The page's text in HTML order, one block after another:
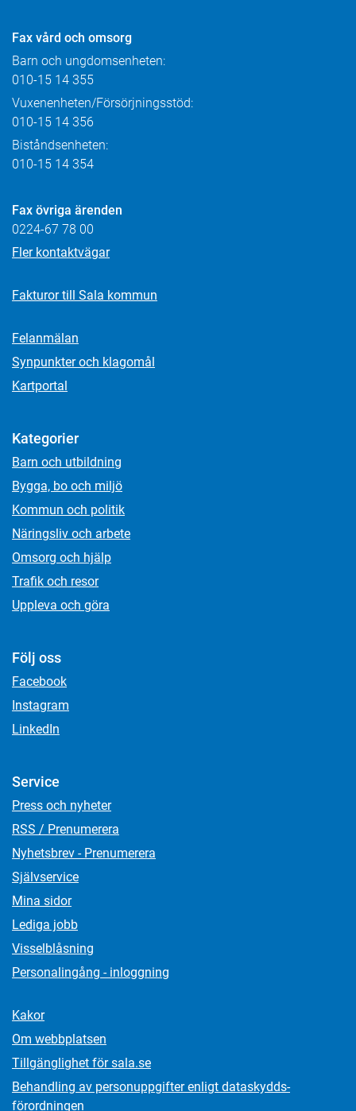
Fax vård och omsorg
Barn och ungdomsenheten:
010-15 14 355
Vuxenenheten/Försörjningsstöd:
010-15 14 356
Biståndsenheten:
010-15 14 354
Fax övriga ärenden
0224-67 78 00
Fler kontaktvägar
Fakturor till Sala kommun
Felanmälan
Synpunkter och klagomål
Kartportal
Kategorier
Barn och utbildning
Bygga, bo och miljö
Kommun och politik
Näringsliv och arbete
Omsorg och hjälp
Trafik och resor
Uppleva och göra
Följ oss
Facebook
Instagram
LinkedIn
Service
Press och nyheter
RSS / Prenumerera
Nyhetsbrev - Prenumerera
Självservice
Mina sidor
Lediga jobb
Visselblåsning
Personalingång - inloggning
Kakor
Om webbplatsen
Tillgänglighet för sala.se
Behandling av personuppgifter enligt dataskydds­
förordningen